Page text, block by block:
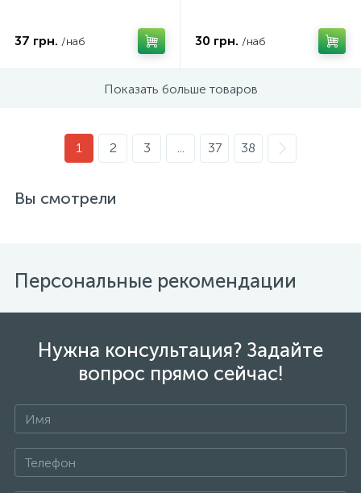
37 грн. /наб 30 грн. /наб
Показать больше товаров
1 2 3 ... 37 38
Вы смотрели
Персональные рекомендации
Нужна консультация? Задайте
вопрос прямо сейчас!